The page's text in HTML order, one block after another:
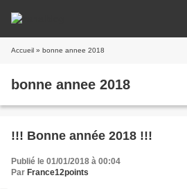
Accueil » bonne annee 2018
bonne annee 2018
!!! Bonne année 2018 !!!
Publié le 01/01/2018 à 00:04
Par France12points